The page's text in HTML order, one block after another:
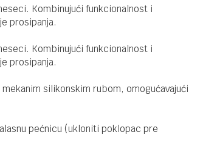
Kombinujući funkcionalnost i
prosipanja.
Kombinujući funkcionalnost i
prosipanja.
silikonskim rubom, omogućavajući
pećnicu (ukloniti poklopac pre
FLAŠICE I VARALICE
slamkom
Moony Me
Kikka Boo
za hranu
930,00 RSD